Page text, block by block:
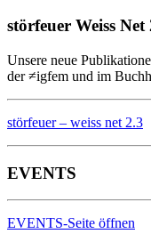
störfeuer Weiss
Unsere neue
der ≠igfem und im
störfeuer – weiss net 2.3
EVENTS
EVENTS-Seite öffnen